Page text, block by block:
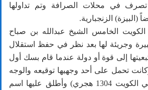
تصرف في محلات الصرافة وتم تداولها
(البيزة) الزنجبارية.
الخامس الشيخ عبدالله بن صباح
وجريئة لها بعد نظر في حفظ استقلال
إلى قوة أو دولة عندما قام بسك أول
تحمل على أحد وجهيها توقيعه والوجه
الآخر جملة (ضرب في الكويت 1304 هجري) وأطلق عليها اسم